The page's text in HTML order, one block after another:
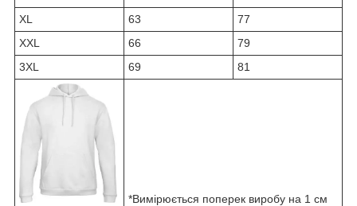
XL
63
77
XXL
66
79
3XL
69 81
*Вимірюється поперек виробу на 1 см